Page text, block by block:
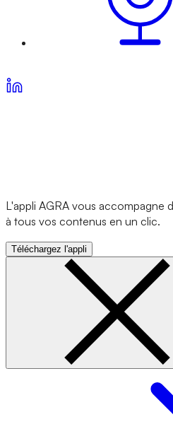
L'appli AGRA vous accompagne
à tous vos contenus en un clic.
Téléchargez l'appli